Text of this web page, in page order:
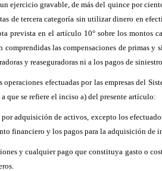
ejercicio gravable, de más del quince por
de tercera categoría sin utilizar dinero en
prevista en el artículo 10° sobre los montos
comprendidas las compensaciones de primas y
y reaseguradoras ni a los pagos de
operaciones efectuadas por las empresas del
que se refiere el inciso a) del presente artículo:
por adquisición de activos, excepto los
financiero y los pagos para la adquisición de
y cualquier pago que constituya gasto o